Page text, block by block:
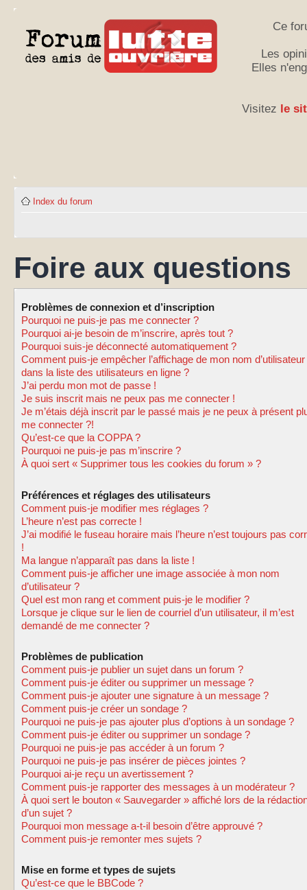
Ce
Les
Elles
Visitez le
Index du forum
Foire aux questions
Problèmes de connexion et d’inscription
Pourquoi ne puis-je pas me connecter ?
Pourquoi ai-je besoin de m’inscrire, après tout ?
Pourquoi suis-je déconnecté automatiquement ?
Comment puis-je empêcher l’affichage de mon nom d’utilisateur
dans la liste des utilisateurs en ligne ?
J’ai perdu mon mot de passe !
Je suis inscrit mais ne peux pas me connecter !
Je m’étais déjà inscrit par le passé mais je ne peux à présent
me connecter ?!
Qu’est-ce que la COPPA ?
Pourquoi ne puis-je pas m’inscrire ?
À quoi sert « Supprimer tous les cookies du forum » ?
Préférences et réglages des utilisateurs
Comment puis-je modifier mes réglages ?
L’heure n’est pas correcte !
J’ai modifié le fuseau horaire mais l’heure n’est toujours pas
!
Ma langue n’apparaît pas dans la liste !
Comment puis-je afficher une image associée à mon nom
d’utilisateur ?
Quel est mon rang et comment puis-je le modifier ?
Lorsque je clique sur le lien de courriel d’un utilisateur, il m’est
demandé de me connecter ?
Problèmes de publication
Comment puis-je publier un sujet dans un forum ?
Comment puis-je éditer ou supprimer un message ?
Comment puis-je ajouter une signature à un message ?
Comment puis-je créer un sondage ?
Pourquoi ne puis-je pas ajouter plus d’options à un sondage ?
Comment puis-je éditer ou supprimer un sondage ?
Pourquoi ne puis-je pas accéder à un forum ?
Pourquoi ne puis-je pas insérer de pièces jointes ?
Pourquoi ai-je reçu un avertissement ?
Comment puis-je rapporter des messages à un modérateur ?
À quoi sert le bouton « Sauvegarder » affiché lors de la
d’un sujet ?
Pourquoi mon message a-t-il besoin d’être approuvé ?
Comment puis-je remonter mes sujets ?
Mise en forme et types de sujets
Qu’est-ce que le BBCode ?